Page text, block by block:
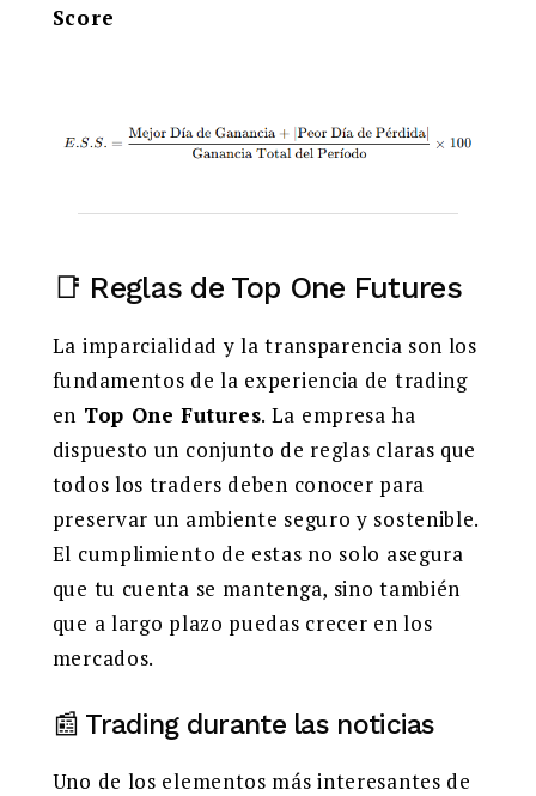
Score
📑 Reglas de Top One Futures
La imparcialidad y la transparencia son los
fundamentos de la experiencia de trading
en Top One Futures. La empresa ha
dispuesto un conjunto de reglas claras que
todos los traders deben conocer para
preservar un ambiente seguro y sostenible.
El cumplimiento de estas no solo asegura
que tu cuenta se mantenga, sino también
que a largo plazo puedas crecer en los
mercados.
📰 Trading durante las noticias
Uno de los elementos más interesantes de